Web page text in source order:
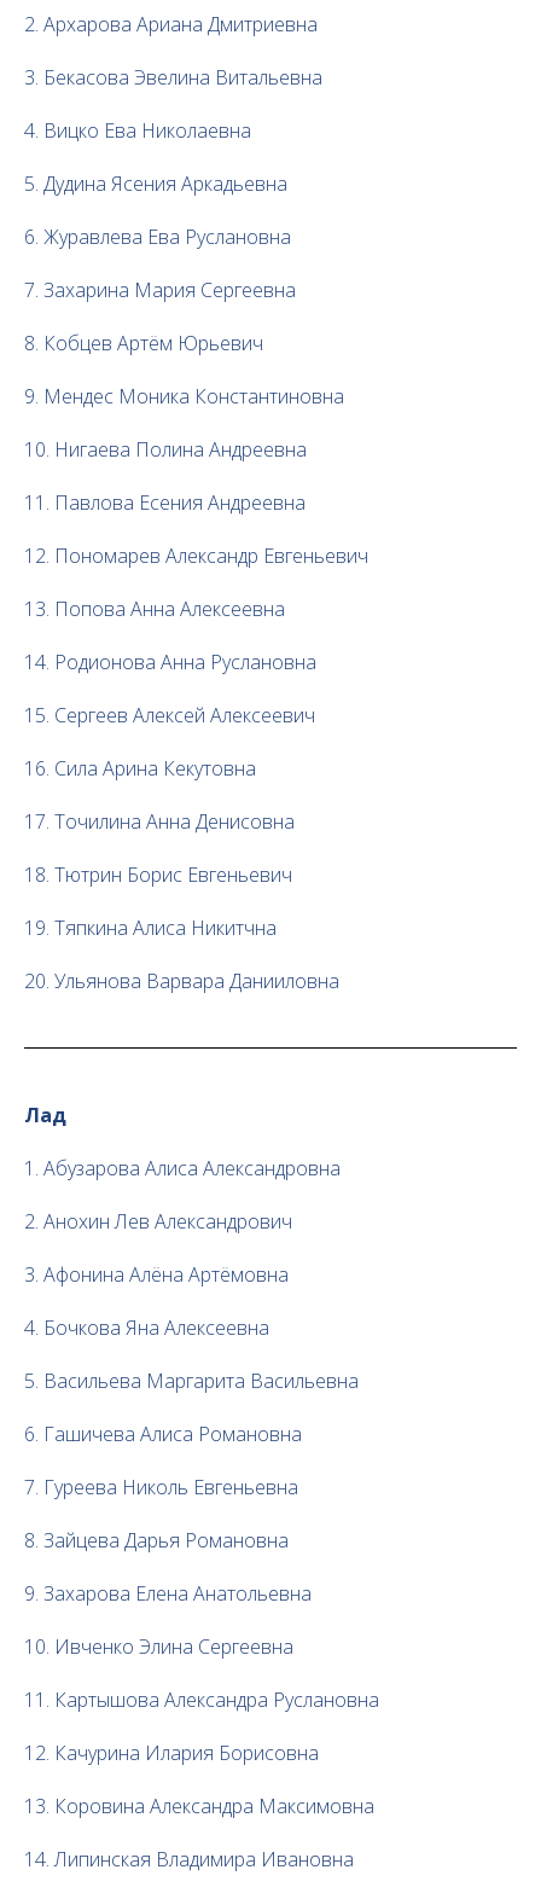
2. Архарова Ариана Дмитриевна
3. Бекасова Эвелина Витальевна
4. Вицко Ева Николаевна
5. Дудина Ясения Аркадьевна
6. Журавлева Ева Руслановна
7. Захарина Мария Сергеевна
8. Кобцев Артём Юрьевич
9. Мендес Моника Константиновна
10. Нигаева Полина Андреевна
11. Павлова Есения Андреевна
12. Пономарев Александр Евгеньевич
13. Попова Анна Алексеевна
14. Родионова Анна Руслановна
15. Сергеев Алексей Алексеевич
16. Сила Арина Кекутовна
17. Точилина Анна Денисовна
18. Тютрин Борис Евгеньевич
19. Тяпкина Алиса Никитчна
20. Ульянова Варвара Данииловна
Лад
1. Абузарова Алиса Александровна
2. Анохин Лев Александрович
3. Афонина Алёна Артёмовна
4. Бочкова Яна Алексеевна
5. Васильева Маргарита Васильевна
6. Гашичева Алиса Романовна
7. Гуреева Николь Евгеньевна
8. Зайцева Дарья Романовна
9. Захарова Елена Анатольевна
10. Ивченко Элина Сергеевна
11. Картышова Александра Руслановна
12. Качурина Илария Борисовна
13. Коровина Александра Максимовна
14. Липинская Владимира Ивановна